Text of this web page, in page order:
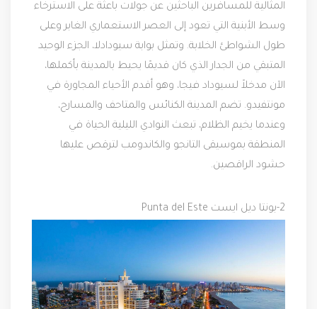
المثالية للمسافرين الباحثين عن جولات باعثة على الاسترخاء
وسط الأبنية التي تعود إلى العصر الاستعماري الغابر وعلى
طول الشواطئ الخلابة. وتمثل بوابة سيودادلا، الجزء الوحيد
المتبقي من الجدار الذي كان قديمًا يحيط بالمدينة بأكملها،
الآن مدخلاً لسيوداد فيجا، وهو أقدم الأحياء المجاورة في
مونتفيدو. تضم المدينة الكنائس والمتاحف والمسارح،
وعندما يخيم الظلام، تبعث النوادي الليلية الحياة في
المنطقة بموسيقى التانجو والكاندومب لترقص عليها
حشود الراقصين.
2-بونتا ديل ايست ‪Punta del Este